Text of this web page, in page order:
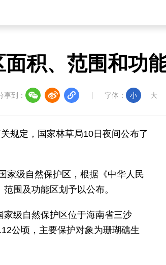
积、范围和功
享到： 字体： 小 大
规定，国家林草局10日夜间公布了
家级自然保护区，根据《中华人民
围及功能区划予以公布。
级自然保护区位于海南省三沙
公顷，主要保护对象为珊瑚礁生